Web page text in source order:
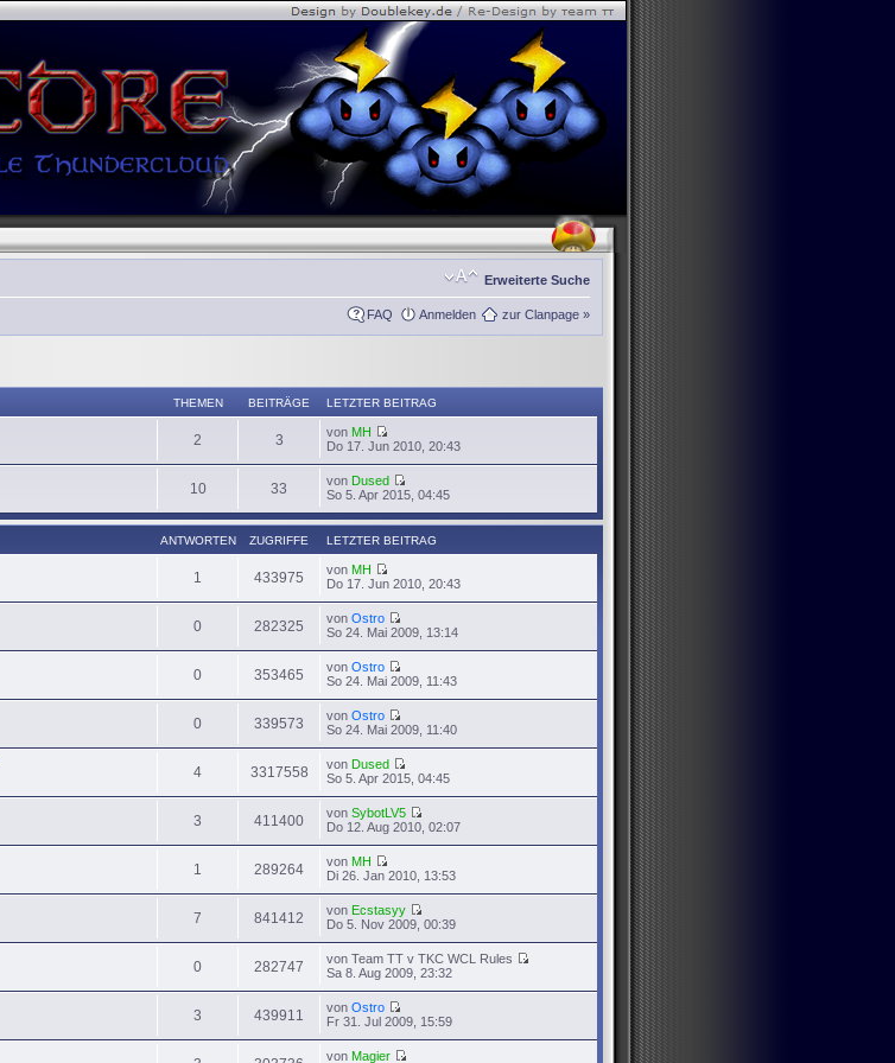
Erweiterte Suche
FAQ Anmelden zur Clanpage »
THEMEN BEITRÄGE LETZTER BEITRAG
2 3 von MH
Do 17. Jun 2010, 20:43
10 33 von Dused
So 5. Apr 2015, 04:45
ANTWORTEN ZUGRIFFE LETZTER BEITRAG
1 433975 von MH
Do 17. Jun 2010, 20:43
0 282325 von Ostro
So 24. Mai 2009, 13:14
0 353465 von Ostro
So 24. Mai 2009, 11:43
0 339573 von Ostro
So 24. Mai 2009, 11:40
4 3317558 von Dused
So 5. Apr 2015, 04:45
3 411400 von SybotLV5
Do 12. Aug 2010, 02:07
1 289264 von MH
Di 26. Jan 2010, 13:53
7 841412 von Ecstasyy
Do 5. Nov 2009, 00:39
0 282747
von Team TT v TKC WCL Rules
Sa 8. Aug 2009, 23:32
3 439911 von Ostro
Fr 31. Jul 2009, 15:59
von Magier